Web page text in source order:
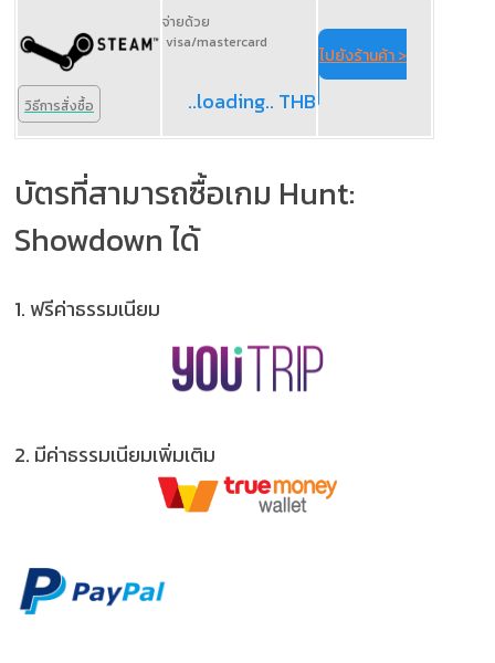
วิธีการสั่งซื้อ
จ่ายด้วย
visa/mastercard
..loading.. THB
ไปยังร้านค้า >
บัตรที่สามารถซื้อเกม Hunt:
Showdown ได้
1. ฟรีค่าธรรมเนียม
2. มีค่าธรรมเนียมเพิ่มเติม